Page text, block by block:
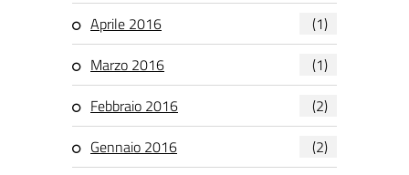
Aprile 2016
(1)
Marzo 2016
(1)
Febbraio 2016
(2)
Gennaio 2016
(2)